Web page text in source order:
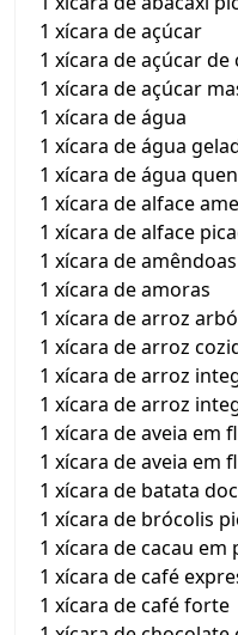
1 xícara de açúcar
1 xícara de açúcar de
1 xícara de açúcar
1 xícara de água
1 xícara de água
1 xícara de água
1 xícara de alface
1 xícara de alface
1 xícara de
1 xícara de amoras
1 xícara de arroz
1 xícara de arroz
1 xícara de arroz
1 xícara de arroz
1 xícara de aveia em
1 xícara de aveia em
1 xícara de batata
1 xícara de brócolis
1 xícara de cacau em
1 xícara de café
1 xícara de café forte